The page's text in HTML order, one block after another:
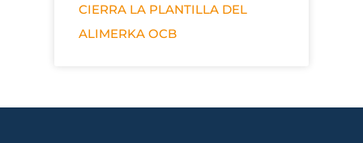
CIERRA LA PLANTILLA DEL
ALIMERKA OCB